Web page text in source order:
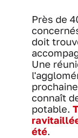
Près de
doit
Une
connaît
potable.
été.